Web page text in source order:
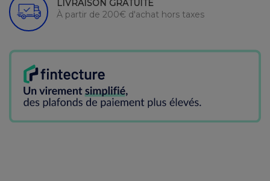
LIVRAISON GRATUITE
À partir de 200€ d'achat hors taxes